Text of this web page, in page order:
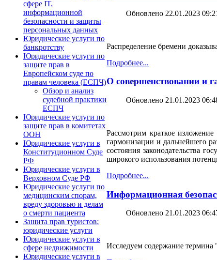
сфере IT,
информационной
безопасности и защиты
персональных данных
Юридические услуги по
банкротству
Юридические услуги по
защите прав в
Европейском суде по
правам человека (ЕСПЧ)
Обзор и анализ
судебной практики
ЕСПЧ
Юридические услуги по
защите прав в комитетах
ООН
Юридические услуги в
Конституционном Суде
РФ
Юридические услуги в
Верховном Суде РФ
Юридические услуги по
медицинским спорам,
вреду здоровью и делам
о смерти пациента
Защита прав туристов:
юридические услуги
Юридические услуги в
сфере недвижимости
Юридические услуги в
Обновлено 22.01.2023
Распределение бремени
Подробнее...
О совершенствовании и
Обновлено 21.01.2023
Рассмотрим краткое
гармонизации и дальнейшего
состояния законодательства
широкого использования
Подробнее...
Информационная
Обновлено 21.01.2023
Исследуем содержание термина